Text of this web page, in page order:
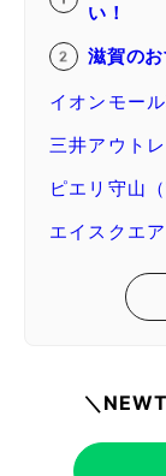
い！
滋賀の
イオンモー
三井アウト
ピエリ守山（
エイスクエ
＼